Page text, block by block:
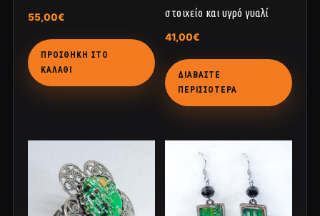
55,00€
ΠΡΟΣΘΉΚΗ ΣΤΟ
ΚΑΛΆΘΙ
στοιχείο και υγρό γυαλί
41,00€
ΔΙΑΒΆΣΤΕ
ΠΕΡΙΣΣΌΤΕΡΑ